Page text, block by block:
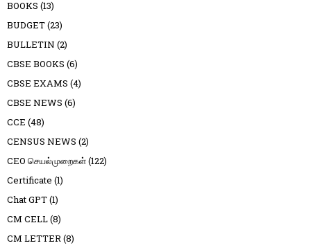
BOOKS (13)
BUDGET(23)
BULLETIN (2)
CBSE BOOKS (6)
CBSE EXAMS (4)
CBSE NEWS (6)
CCE (48)
CENSUS NEWS (2)
CEO செயல்முறைகள்(122)
Certificate (1)
Chat GPT(1)
CM CELL(8)
CM LETTER(8)